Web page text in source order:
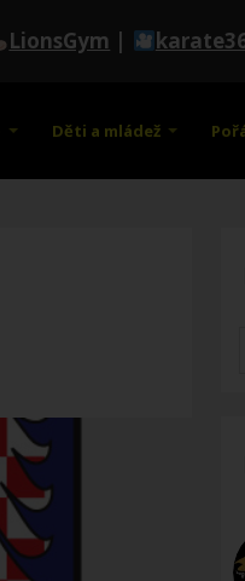
LionsGym |
Děti a mládež